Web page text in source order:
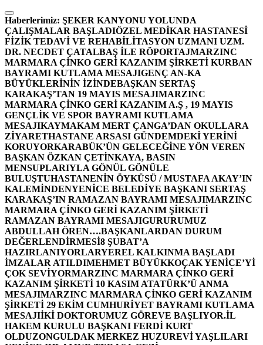
İçeriğe
atla
Haberlerimiz: ŞEKER KANYONU YOLUNDA
ÇALIŞMALAR BAŞLADIÖZEL MEDİKAR HASTANESİ
FİZİK TEDAVİ VE REHABİLİTASYON UZMANI UZM.
DR. NECDET ÇATALBAŞ İLE RÖPORTAJMARZINC
MARMARA ÇİNKO GERİ KAZANIM ŞİRKETİ KURBAN
BAYRAMI KUTLAMA MESAJIGENÇ AN-KA
BÜYÜKLERİNİN İZİNDEBAŞKAN SERTAŞ
KARAKAŞ’TAN 19 MAYIS MESAJIMARZINC
MARMARA ÇİNKO GERİ KAZANIM A.Ş , 19 MAYIS
GENÇLİK VE SPOR BAYRAMI KUTLAMA
MESAJIKAYMAKAM MERT ÇANGA’DAN OKULLARA
ZİYARETHASTANE ARSASI GÜNDEMDEKİ YERİNİ
KORUYORKARABÜK’ÜN GELECEĞİNE YÖN VEREN
BAŞKAN ÖZKAN ÇETİNKAYA, BASIN
MENSUPLARIYLA GÖNÜL GÖNÜLE
BULUŞTUHASTANENİN ÖYKÜSÜ / MUSTAFA AKAY’IN
KALEMİNDENYENİCE BELEDİYE BAŞKANI SERTAŞ
KARAKAŞ’IN RAMAZAN BAYRAMI MESAJIMARZINC
MARMARA ÇİNKO GERİ KAZANIM ŞİRKETİ
RAMAZAN BAYRAMI MESAJIGURURUMUZ
ABDULLAH ÖREN….BAŞKANLARDAN DURUM
DEĞERLENDİRMESİ8 ŞUBAT’A
HAZIRLANIYORLARYEREL KALKINMA BAŞLADI
İMZALAR ATILDIMEHMET BÜYÜKKOÇAK YENİCE’Yİ
ÇOK SEVİYORMARZINC MARMARA ÇİNKO GERİ
KAZANIM ŞİRKETİ 10 KASIM ATATÜRK’Ü ANMA
MESAJIMARZINC MARMARA ÇİNKO GERİ KAZANIM
ŞİRKETİ 29 EKİM CUMHURİYET BAYRAMI KUTLAMA
MESAJIİKİ DOKTORUMUZ GÖREVE BAŞLIYOR.İL
HAKEM KURULU BAŞKANI FERDİ KURT
OLDUZONGULDAK MERKEZ HUZUREVİ YAŞLILARI